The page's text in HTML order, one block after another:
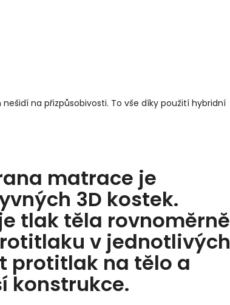
na přizpůsobivosti. To vše díky použití hybridní
matrace je
3D kostek.
tlak těla rovnoměrně
v jednotlivých
protitlak na tělo a
konstrukce.